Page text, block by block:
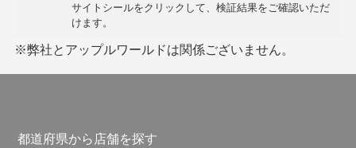
サイトシールをクリックして、検証結果をご確認いただ
けます。
※弊社とアップルワールドは関係ございません。
都道府県から店舗を探す